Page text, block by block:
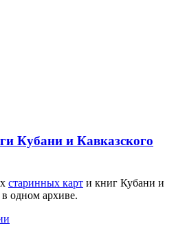
Кубани и Кавказского
старинных карт и книг Кубани и
в одном архиве.